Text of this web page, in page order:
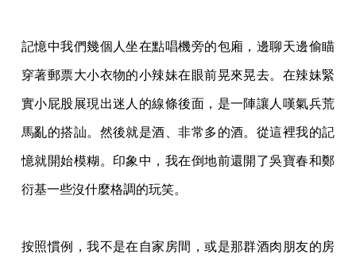
記憶中我們幾個人坐在點唱機旁的包廂，邊聊天邊偷瞄
穿著郵票大小衣物的小辣妹在眼前晃來晃去。在辣妹緊
實小屁股展現出迷人的線條後面，是一陣讓人嘆氣兵荒
馬亂的搭訕。然後就是酒、非常多的酒。從這裡我的記
憶就開始模糊。印象中，我在倒地前還開了吳寶春和鄭
衍基一些沒什麼格調的玩笑。
按照慣例，我不是在自家房間，或是那群酒肉朋友的房